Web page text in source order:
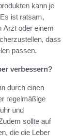
kann je
ist ratsam,
Arzt oder einem
dass
passen.
verbessern?
durch einen
regelmäßige
und
sollte auf
die die Leber